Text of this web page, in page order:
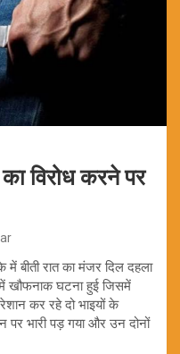
विरोध करने पर
में बीती रात का मंजर दिल दहला
खौफनाक घटना हुई जिसमें
कर रहे दो भाइयों के
पर भारी पड़ गया और उन दोनों